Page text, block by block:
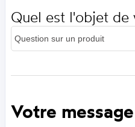
Quel est l'objet de
Votre message